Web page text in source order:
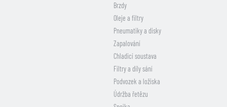
Brzdy
Oleje a filtry
Pneumatiky a disky
Zapalování
Chladicí soustava
Filtry a díly sání
Podvozek a ložiska
Údržba řetězu